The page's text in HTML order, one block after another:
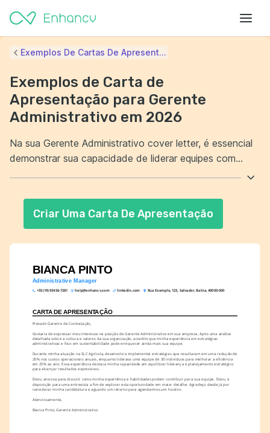
BIANCA PINTO
Administrative Manager
+55 (19) 93456-7281 help@enhancv.com linkedin.com Rua Exemplo, 123, Salvador, Bahia, 40000-000
CARTA DE APRESENTAÇÃO
Prezado Gerente de Contratação,
Gostaria de expressar meu interesse na posição de Gerente Administrativo em sua empresa. Após uma análise
detalhada sobre a cultura e valores da sua organização, acredito que minha experiência em estratégias
administrativas e foco em sustentabilidade pode enriquecer ainda mais sua equipe.
Durante minha atuação na SLC Agrícola, desenvolvi e implementei estratégias que resultaram em uma redução de
20% nos custos operacionais anuais, enquanto liderava uma equipe de 30 indivíduos para melhorar a eficiência
em 25% ao ano. Essa experiência destaca minha capacidade em equilibrar liderança e planejamento estratégico
para alcançar resultados expressivos.
Estou ansiosa para discutir como minha experiência e habilidades podem contribuir para sua equipe. Estou à
disposição para uma entrevista a fim de explorar esta oportunidade em maior detalhe. Agradeço desde já por
considerar minha candidatura e aguardo um retorno para agendarmos um horário.
Atenciosamente,
Bianca Pinto, Gerente Administrativo
Exemplos De Cartas De Apresent...
Exemplos de Carta de
Apresentação para Gerente
Administrativo em 2026
Na sua Gerente Administrativo cover letter, é essencial
demonstrar sua capacidade de liderar equipes com
experiência na otimização de processos
administrativos. Mostre como suas contribuições
Criar Uma Carta De Apresentação